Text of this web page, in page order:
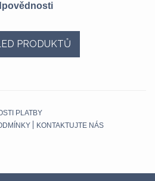
PRODUKTŮ
PLATBY
KONTAKTUJTE NÁS